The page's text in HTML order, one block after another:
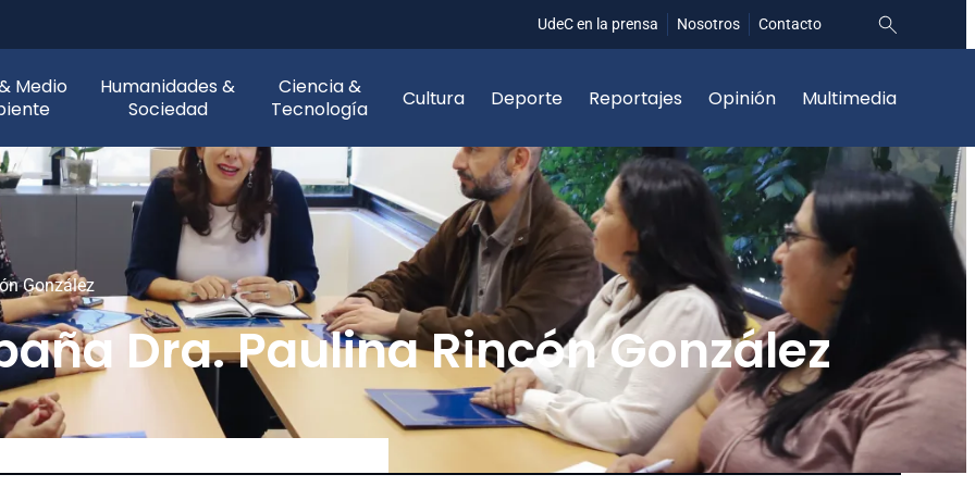
UdeC en la prensa Nosotros Contacto
Medio
Humanidades &
Sociedad
Ciencia &
Tecnología
Cultura Deporte Reportajes Opinión Multimedia
González
Dra. Paulina Rincón González